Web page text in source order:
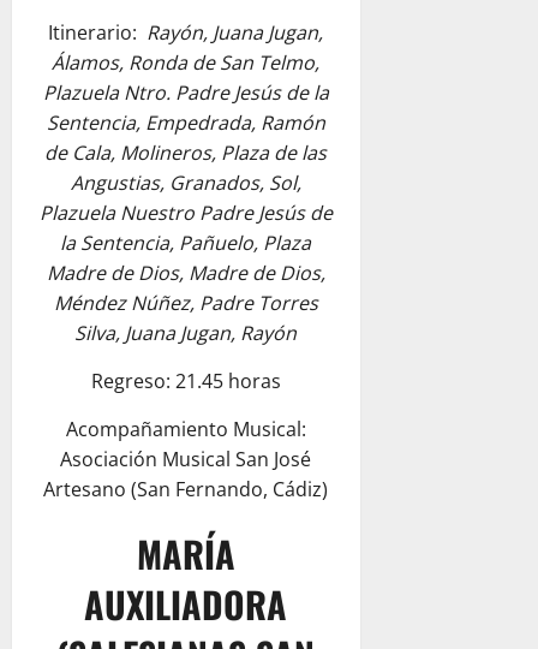
Itinerario: Rayón, Juana Jugan,
Álamos, Ronda de San Telmo,
Plazuela Ntro. Padre Jesús de la
Sentencia, Empedrada, Ramón
de Cala, Molineros, Plaza de las
Angustias, Granados, Sol,
Plazuela Nuestro Padre Jesús de
la Sentencia, Pañuelo, Plaza
Madre de Dios, Madre de Dios,
Méndez Núñez, Padre Torres
Silva, Juana Jugan, Rayón
Regreso: 21.45 horas
Acompañamiento Musical:
Asociación Musical San José
Artesano (San Fernando, Cádiz)
MARÍA
AUXILIADORA